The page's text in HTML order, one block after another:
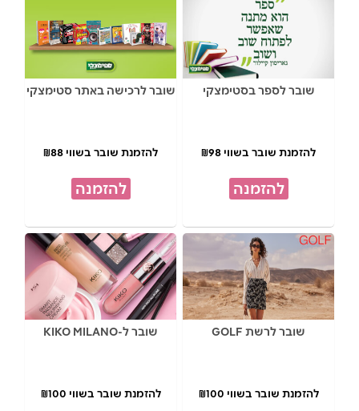
שובר לספר בסטימצקי
להזמנת שובר בשווי ₪98
להזמנה
שובר לרכישה באתר סטימצקי
להזמנת שובר בשווי ₪88
להזמנה
שובר לרשת GOLF
להזמנת שובר בשווי ₪100
שובר ל-KIKO MILANO
להזמנת שובר בשווי ₪100